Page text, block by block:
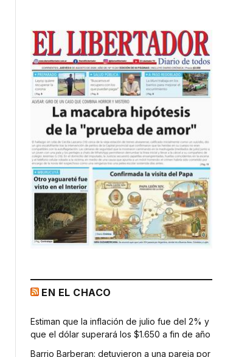
EN EL CHACO
Estiman que la inflación de julio fue del 2% y
que el dólar superará los $1.650 a fin de año
Barrio Barberan: detuvieron a una pareja por